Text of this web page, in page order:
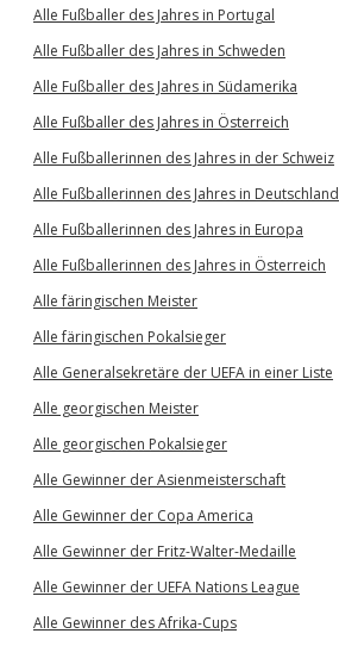
Alle Fußballer des Jahres in Portugal
Alle Fußballer des Jahres in Schweden
Alle Fußballer des Jahres in Südamerika
Alle Fußballer des Jahres in Österreich
Alle Fußballerinnen des Jahres in der Schweiz
Alle Fußballerinnen des Jahres in Deutschland
Alle Fußballerinnen des Jahres in Europa
Alle Fußballerinnen des Jahres in Österreich
Alle färingischen Meister
Alle färingischen Pokalsieger
Alle Generalsekretäre der UEFA in einer Liste
Alle georgischen Meister
Alle georgischen Pokalsieger
Alle Gewinner der Asienmeisterschaft
Alle Gewinner der Copa America
Alle Gewinner der Fritz-Walter-Medaille
Alle Gewinner der UEFA Nations League
Alle Gewinner des Afrika-Cups